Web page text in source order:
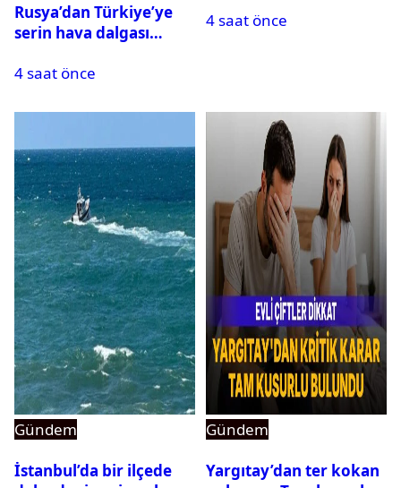
Rusya’dan Türkiye’ye
serin hava dalgası
düşecek
4 saat önce
4 saat önce
Gündem
İstanbul’da bir ilçede
Gündem
Yargıtay’dan ter kokan